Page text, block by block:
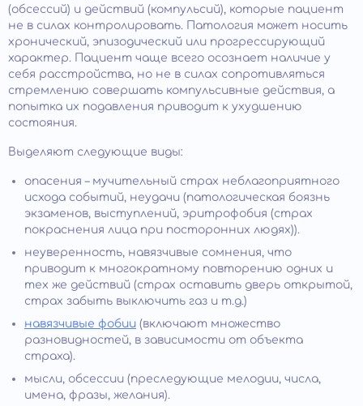
(обсессий) и действий (компульсий), которые пациент
не в силах контролировать. Патология может носить
хронический, эпизодический или прогрессирующий
характер. Пациент чаще всего осознает наличие у
себя расстройства, но не в силах сопротивляться
стремлению совершать компульсивные действия, а
попытка их подавления приводит к ухудшению
состояния.
Выделяют следующие виды:
опасения – мучительный страх неблагоприятного
исхода событий, неудачи (патологическая боязнь
экзаменов, выступлений, эритрофобия (страх
покраснения лица при посторонних людях)).
неуверенность, навязчивые сомнения, что
приводит к многократному повторению одних и
тех же действий (страх оставить дверь открытой,
страх забыть выключить газ и т.д.)
навязчивые фобии (включают множество
разновидностей, в зависимости от объекта
страха).
мысли, обсессии (преследующие мелодии, числа,
имена, фразы, желания).